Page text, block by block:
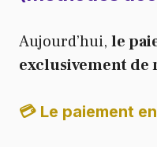
Aujourd’hui, le
exclusivement de
💳 Le paiement